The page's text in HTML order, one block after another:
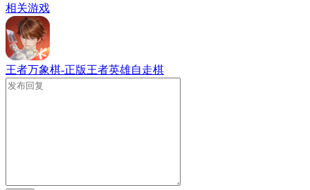
相关游戏
王者万象棋-正版王者英雄自走棋